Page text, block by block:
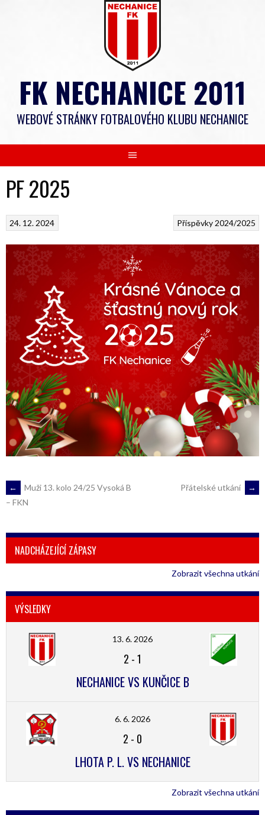
FK NECHANICE 2011
WEBOVÉ STRÁNKY FOTBALOVÉHO KLUBU NECHANICE
PF 2025
Příspěvky 2024/2025
24. 12. 2024
POST
NAVIGATION
←
Muži 13. kolo 24/25 Vysoká B
– FKN
Přátelské utkání →
NADCHÁZEJÍCÍ ZÁPASY
Zobrazit všechna utkání
VÝSLEDKY
13. 6. 2026
2 -1
NECHANICE VS KUNČICE B
6. 6. 2026
2 - 0
LHOTA P. L. VS NECHANICE
Zobrazit všechna utkání